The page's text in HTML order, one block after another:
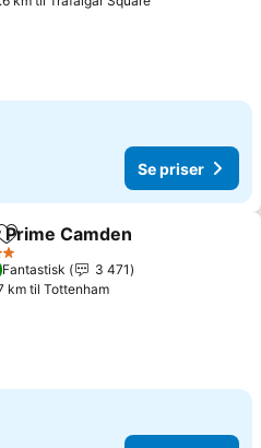
Se priser
Legg til i favoritter
Prime Camden
Fantastisk
3 471
km til Tottenham